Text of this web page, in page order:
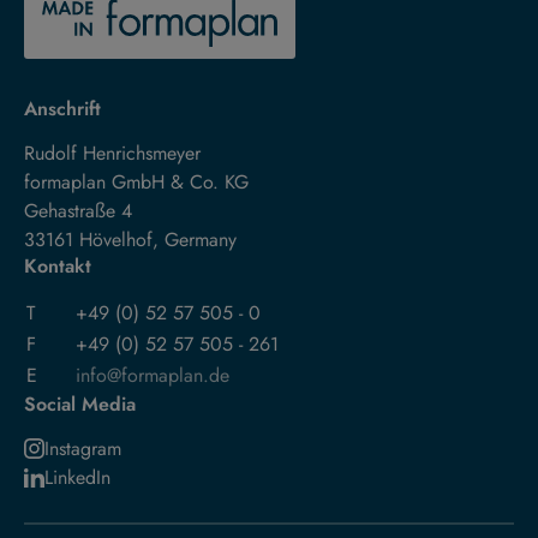
Anschrift
Rudolf Henrichsmeyer
formaplan GmbH & Co. KG
Gehastraße 4
33161 Hövelhof, Germany
Kontakt
T
+49 (0) 52 57 505 - 0
F
+49 (0) 52 57 505 - 261
E
info@formaplan.de
Social Media
Instagram
LinkedIn